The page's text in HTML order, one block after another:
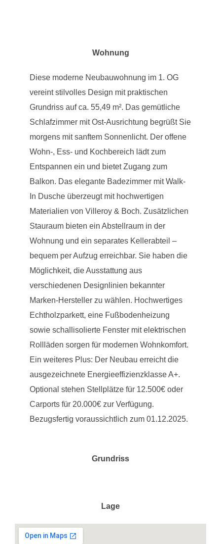
Wohnung
Diese moderne Neubauwohnung im 1. OG
vereint stilvolles Design mit praktischen
Grundriss auf ca. 55,49 m². Das gemütliche
Schlafzimmer mit Ost-Ausrichtung begrüßt Sie
morgens mit sanftem Sonnenlicht. Der offene
Wohn-, Ess- und Kochbereich lädt zum
Entspannen ein und bietet Zugang zum
Balkon. Das elegante Badezimmer mit Walk-
In Dusche überzeugt mit hochwertigen
Materialien von Villeroy & Boch. Zusätzlichen
Stauraum bieten ein Abstellraum in der
Wohnung und ein separates Kellerabteil –
bequem per Aufzug erreichbar. Sie haben die
Möglichkeit, die Ausstattung aus
verschiedenen Designlinien bekannter
Marken-Hersteller zu wählen. Hochwertiges
Echtholzparkett, eine Fußbodenheizung
sowie schallisolierte Fenster mit elektrischen
Rollläden sorgen für modernen Wohnkomfort.
Ein weiteres Plus: Der Neubau erreicht die
ausgezeichnete Energieeffizienzklasse A+.
Optional stehen Stellplätze für 12.500€ oder
Carports für 20.000€ zur Verfügung.
Bezugsfertig voraussichtlich zum 01.12.2025.
Grundriss
Lage